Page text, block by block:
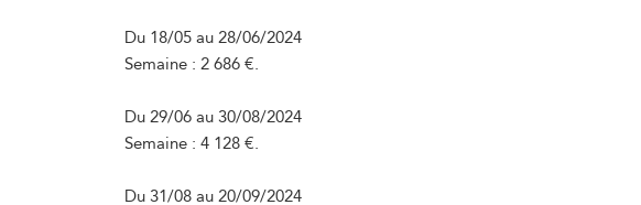
Du 18/05 au 28/06/2024
Semaine : 2 686 €.
Du 29/06 au 30/08/2024
Semaine : 4 128 €.
Du 31/08 au 20/09/2024